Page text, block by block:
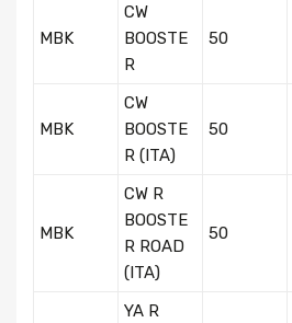
MBK
CW
BOOSTE
R
50
MBK
CW
BOOSTE
R (ITA)
50
MBK
CW R
BOOSTE
R ROAD
(ITA)
50
YA R